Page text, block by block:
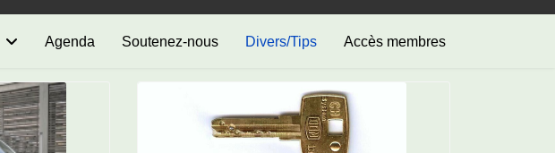
Agenda Soutenez-nous Divers/Tips Accès membres